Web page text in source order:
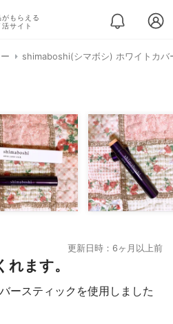
もらえる
サイト
shimaboshi(シマボシ) ホワイトカバ
更新日時：6ヶ月以上前
ます。
ースティックを使用しました